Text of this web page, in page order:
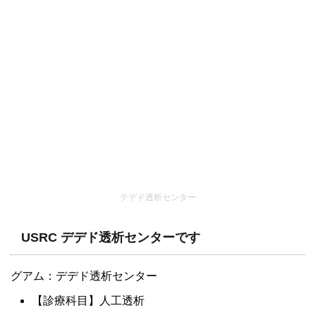
テデド透析センター
USRC デデド透析センターです
グアム：デデド透析センター
【診療科目】人工透析